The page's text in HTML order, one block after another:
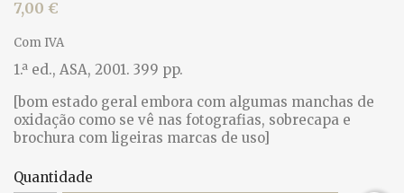
7,00 €
Com IVA
1.ª ed., ASA, 2001. 399 pp.
[bom estado geral embora com algumas manchas de
oxidação como se vê nas fotografias, sobrecapa e
brochura com ligeiras marcas de uso]
Quantidade